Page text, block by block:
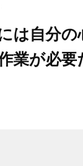
は自分
業が必要